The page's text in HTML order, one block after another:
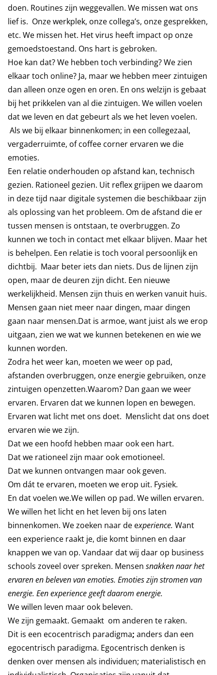
doen. Routines zijn weggevallen. We missen wat ons
lief is. Onze werkplek, onze collega’s, onze gesprekken,
etc. We missen het. Het virus heeft impact op onze
gemoedstoestand. Ons hart is gebroken.
Hoe kan dat? We hebben toch verbinding? We zien
elkaar toch online? Ja, maar we hebben meer zintuigen
dan alleen onze ogen en oren. En ons welzijn is gebaat
bij het prikkelen van al die zintuigen. We willen voelen
dat we leven en dat gebeurt als we het leven voelen.
Als we bij elkaar binnenkomen; in een collegezaal,
vergaderruimte, of coffee corner ervaren we die
emoties.
Een relatie onderhouden op afstand kan, technisch
gezien. Rationeel gezien. Uit reflex grijpen we daarom
in deze tijd naar digitale systemen die beschikbaar zijn
als oplossing van het probleem. Om de afstand die er
tussen mensen is ontstaan, te overbruggen. Zo
kunnen we toch in contact met elkaar blijven. Maar het
is behelpen. Een relatie is toch vooral persoonlijk en
dichtbij. Maar beter iets dan niets. Dus de lijnen zijn
open, maar de deuren zijn dicht. Een nieuwe
werkelijkheid. Mensen zijn thuis en werken vanuit huis.
Mensen gaan niet meer naar dingen, maar dingen
gaan naar mensen.Dat is armoe, want juist als we erop
uitgaan, zien we wat we kunnen betekenen en wie we
kunnen worden.
Zodra het weer kan, moeten we weer op pad,
afstanden overbruggen, onze energie gebruiken, onze
zintuigen openzetten.Waarom? Dan gaan we weer
ervaren. Ervaren dat we kunnen lopen en bewegen.
Ervaren wat licht met ons doet. Menslicht dat ons doet
ervaren wie we zijn.
Dat we een hoofd hebben maar ook een hart.
Dat we rationeel zijn maar ook emotioneel.
Dat we kunnen ontvangen maar ook geven.
Om dát te ervaren, moeten we erop uit. Fysiek.
En dat voelen we.We willen op pad. We willen ervaren.
We willen het licht en het leven bij ons laten
binnenkomen. We zoeken naar de experience. Want
een experience raakt je, die komt binnen en daar
knappen we van op. Vandaar dat wij daar op business
schools zoveel over spreken. Mensen snakken naar het
ervaren en beleven van emoties. Emoties zijn stromen van
energie. Een experience geeft daarom energie.
We willen leven maar ook beleven.
We zijn gemaakt. Gemaakt om anderen te raken.
Dit is een ecocentrisch paradigma; anders dan een
egocentrisch paradigma. Egocentrisch denken is
denken over mensen als individuen; materialistisch en